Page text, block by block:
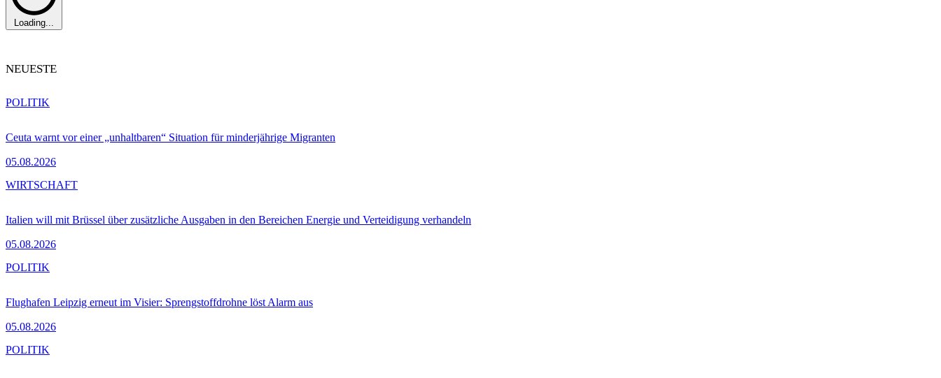
Loading...
NEUESTE
Ceuta warnt vor einer „unhaltbaren“ Situation für minderjährige Migranten
05.08.2026
POLITIK
Italien will mit Brüssel über zusätzliche Ausgaben in den Bereichen Energie und Verteidigung verhandeln
05.08.2026
WIRTSCHAFT
Flughafen Leipzig erneut im Visier: Sprengstoffdrohne löst Alarm aus
05.08.2026
POLITIK
POLITIK